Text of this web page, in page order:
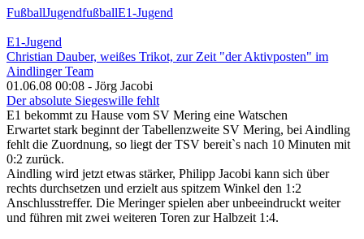
FußballJugendfußballE1-Jugend
E1-Jugend
Christian Dauber, weißes Trikot, zur Zeit "der Aktivposten" im
Aindlinger Team
01.06.08 00:08 - Jörg Jacobi
Der absolute Siegeswille fehlt
E1 bekommt zu Hause vom SV Mering eine Watschen
Erwartet stark beginnt der Tabellenzweite SV Mering, bei Aindling
fehlt die Zuordnung, so liegt der TSV bereit`s nach 10 Minuten mit
0:2 zurück.
Aindling wird jetzt etwas stärker, Philipp Jacobi kann sich über
rechts durchsetzen und erzielt aus spitzem Winkel den 1:2
Anschlusstreffer. Die Meringer spielen aber unbeeindruckt weiter
und führen mit zwei weiteren Toren zur Halbzeit 1:4.